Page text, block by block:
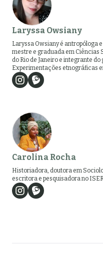
Laryssa Owsiany
Laryssa Owsiany é antropóloga
mestre e graduada em Ciências
do Rio de Janeiro e integrante do
Experimentações etnográficas
Carolina Rocha
Historiadora, doutora em
escritora e pesquisadora no